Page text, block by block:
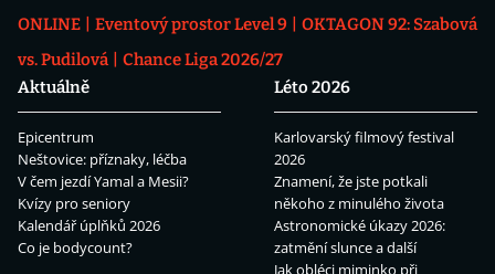
ONLINE
Eventový prostor Level 9
OKTAGON 92: Szabová
vs. Pudilová
Chance Liga 2026/27
Aktuálně
Epicentrum
Neštovice: příznaky, léčba
V čem jezdí Yamal a Mesii?
Kvízy pro seniory
Kalendář úplňků 2026
Co je bodycount?
Léto 2026
Karlovarský filmový festival
2026
Znamení, že jste potkali
někoho z minulého života
Astronomické úkazy 2026:
zatmění slunce a další
Jak obléci miminko při